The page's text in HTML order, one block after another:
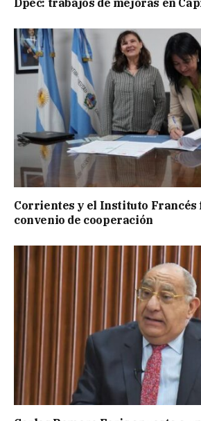
Corrientes y el Instituto
convenio de cooperación